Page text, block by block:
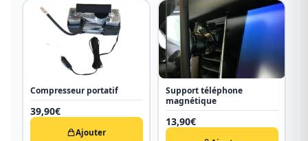
Compresseur portatif
39,90€
Ajouter
Support téléphone
magnétique
13,90€